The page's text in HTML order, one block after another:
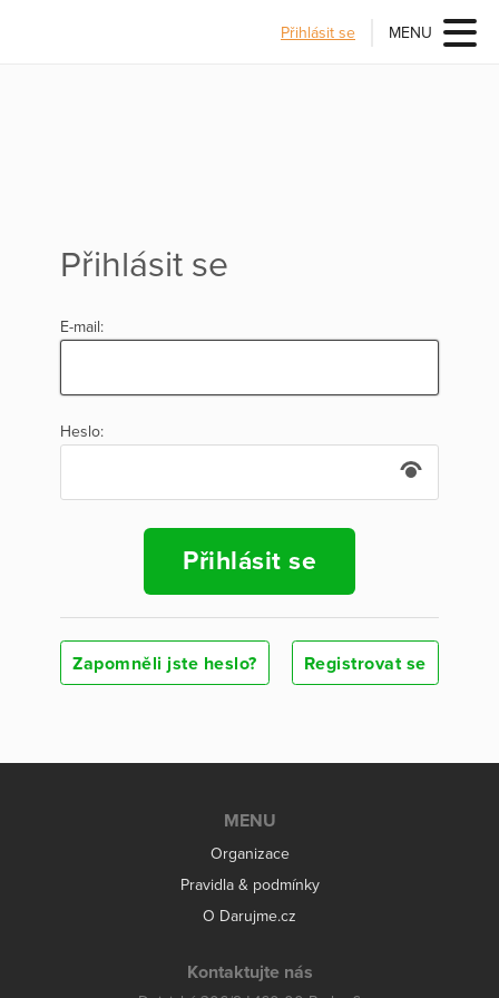
Přihlásit se MENU
Přihlásit se
E-mail:
Heslo:
Přihlásit se
Zapomněli jste heslo? Registrovat se
MENU
Organizace
Pravidla & podmínky
O Darujme.cz
Kontaktujte nás